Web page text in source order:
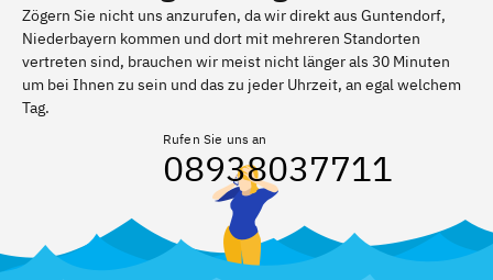
Zögern Sie nicht uns anzurufen, da wir direkt aus Guntendorf,
Niederbayern kommen und dort mit mehreren Standorten
vertreten sind, brauchen wir meist nicht länger als 30 Minuten
um bei Ihnen zu sein und das zu jeder Uhrzeit, an egal welchem
Tag.
Rufen Sie uns an
08938037711